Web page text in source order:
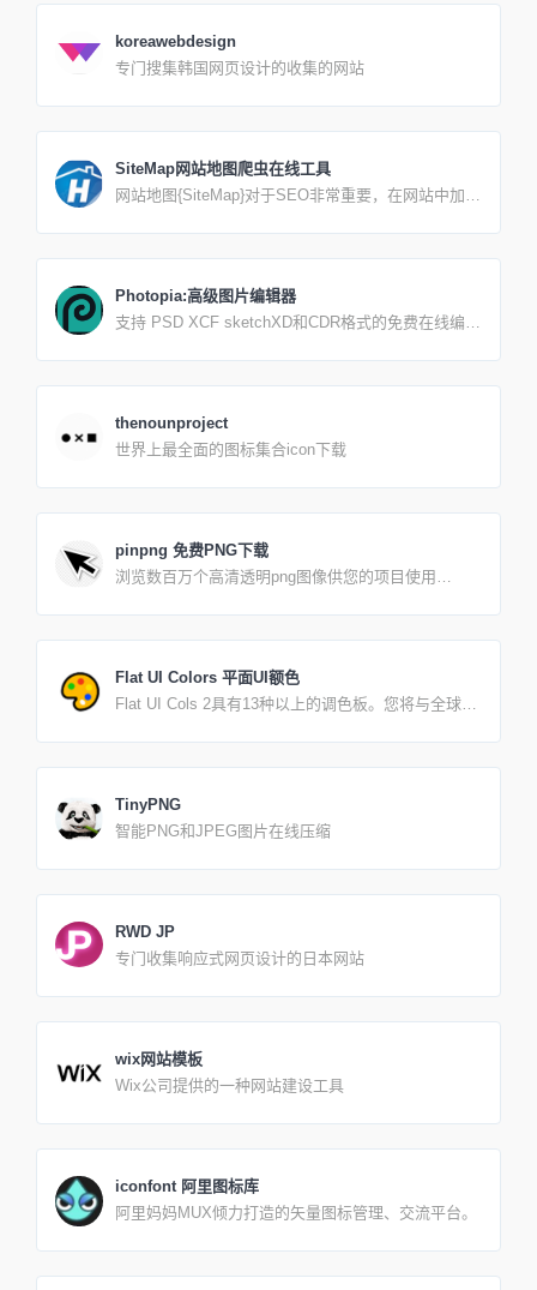
koreawebdesign
专门搜集韩国网页设计的收集的网站
SiteMap网站地图爬虫在线工具
网站地图{SiteMap}对于SEO非常重要，在网站中加入
HTTPS协议，爬取链接无条数限制(有超时限
制！！！)。内链支持【页面历遍】爬取。如页面超
项后再生成。反馈信息时候请将您的域名地址一并发
给我，并描述清楚问题所在。使用方法:1、输入网址
站首页底部加上HTML格式网站地图文件链接4、登录
如果出现乱码，请更改字符集提交。6、如果提示无权
限，请刷新首页再填写后提交。7、解决xmltxt文件下
Photopia:高级图片编辑器
支持 PSD XCF sketchXD和CDR格式的免费在线编辑
CelDraW创建新图像或打开已有文件。 保存你的作品
为PSD格式(文件另存为PSD)或jPG′PNGSvG格式(文
需求。 我们的目标是打造最强大而易用的图片編辑
器.
thenounproject
世界上最全面的图标集合icon下载
pinpng 免费PNG下载
浏览数百万个高清透明png图像供您的项目使用
用户的电子邮件提交或直接通过平台上传。每个上传
的png图像均经过人工审核并显示在网站上。公共互
主要由我们的团队收集。根据美国版权合理使用法
（美国法典第17标题），所有发布的图像内容均应视
权通知，并根据《数字千年版权法》（“ DMCA”）和
版权保护的作品出现在PinPNG.com上，或者如果通
过搜索引擎返回了受版权保护的作品的链接，并且您
陈述我们网站上列出的侵犯版权的信息，您将承担损
坏（包括费用和律师费）的责任。我们建议您首先与
包含以下信息： 1.提供被授权人代表涉嫌侵权的独占
明投诉方有善意的信念，认为以投诉的方式使用该材
料未经版权所有者，其代理人或法律的授权。4.声明
通知中的信息准确无误，并受到伪证处罚，声明申诉
Flat UI Colors 平面UI额色
Flat UI Cols 2具有13种以上的调色板。您将与全球13
提供总计280种颜色的COPY PASTE。不管我们来自
何处，或者是哪种颜色覆盖了我们的肉，Flat UI Cols
事实，而且意义重大。到目前为止，在我完成的30多
个项目中，我一直惊讶于flatuicols.com如何在2013年
多个国家地区复制了超过2500万次颜色。现在，我与
合作，很荣幸为您展示所有全新的Flat UI Cols 2。
TinyPNG
智能PNG和JPEG图片在线压缩
RWD JP
专门收集响应式网页设计的日本网站
wix网站模板
Wix公司提供的一种网站建设工具
iconfont 阿里图标库
阿里妈妈MUX倾力打造的矢量图标管理、交流平台。